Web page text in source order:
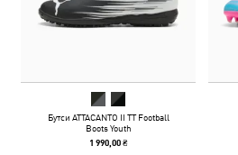
Бутси ATTACANTO II TT Football
Boots Youth
1 990,00 ₴